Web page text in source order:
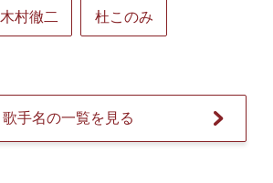
木村徹二 杜このみ
歌手名の一覧を見る